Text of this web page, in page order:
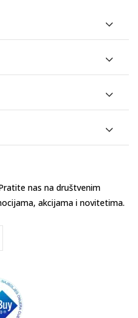
nas na društvenim
akcijama i novitetima.